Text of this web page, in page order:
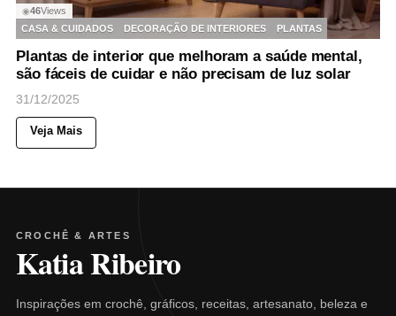
◉46Views
CASA & CUIDADOS
DECORAÇÃO DE INTERIORES PLANTAS
Plantas de interior que melhoram a saúde mental,
são fáceis de cuidar e não precisam de luz solar
31/12/2025
Veja Mais
CROCHÊ & ARTES
Katia Ribeiro
Inspirações em crochê, gráficos, receitas, artesanato, beleza e